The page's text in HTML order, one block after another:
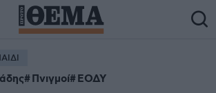
Πνιγμοί ΕΟΔΥ